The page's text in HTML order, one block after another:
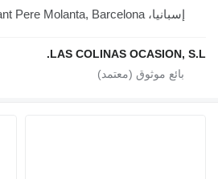
إسبانيا، Sant Pere Molanta, Barcelona
LAS COLINAS OCASION, S.L.